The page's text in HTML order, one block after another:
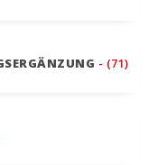
- (71)